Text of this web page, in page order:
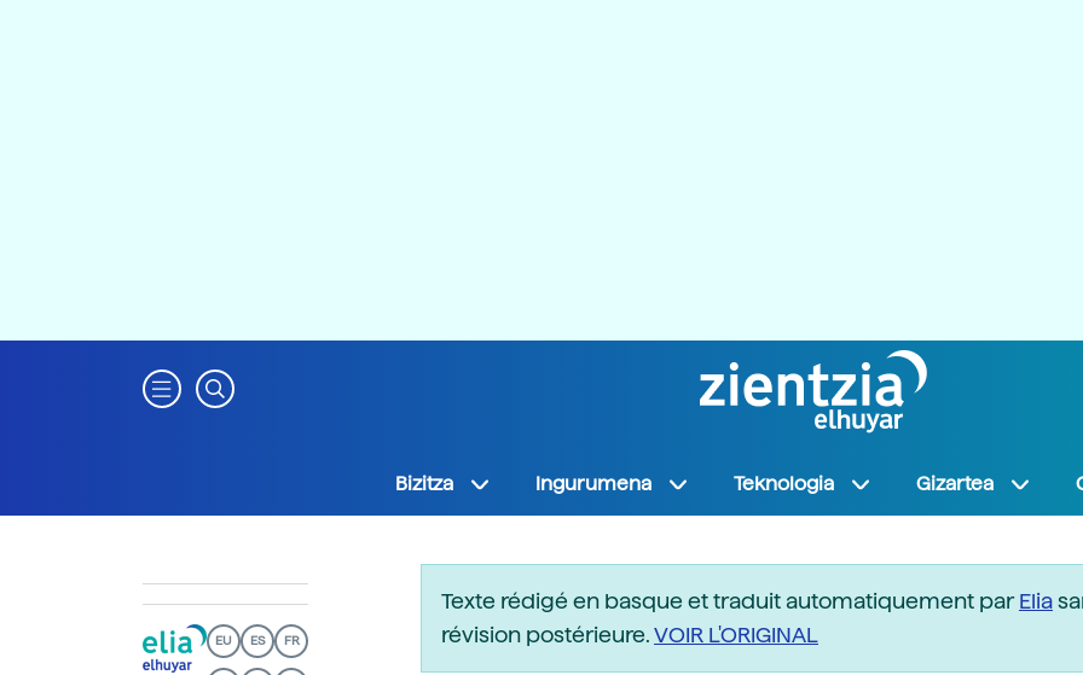
Bizitza Ingurumena Teknologia Gizartea
EU ES FR
Texte rédigé en basque et traduit automatiquement parElia
révision postérieure.VOIR L'ORIGINAL